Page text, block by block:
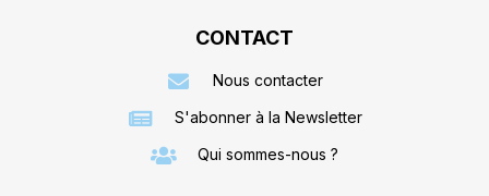
CONTACT
Nous contacter
S'abonner à la Newsletter
Qui sommes-nous ?